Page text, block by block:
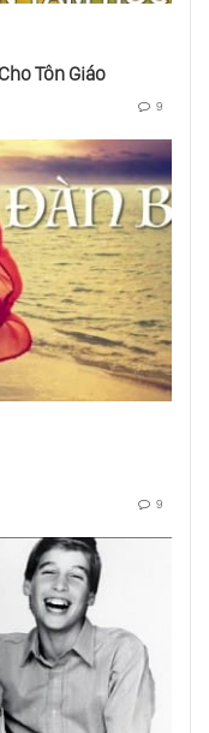
Đã Được Phát Minh
Là Trí Tuệ
Thích Trong Tình
Như Người Ăn Mày
Người Chủ Của Bạn
Tôn Giáo
9
9